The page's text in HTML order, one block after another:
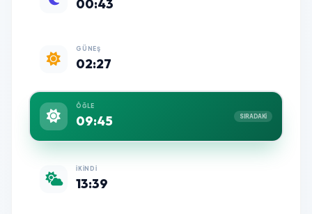
00:43
GÜNEŞ
02:27
ÖĞLE
09:45 SIRADAKİ
İKINDI
13:39